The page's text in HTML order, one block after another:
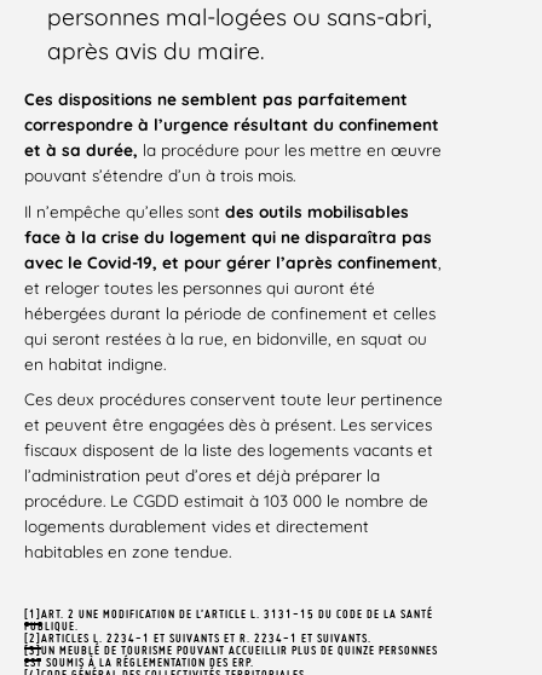
personnes mal-logées ou sans-abri,
après avis du maire.
Ces dispositions ne semblent pas parfaitement
correspondre à l’urgence résultant du confinement
et à sa durée, la procédure pour les mettre en œuvre
pouvant s’étendre d’un à trois mois.
Il n’empêche qu’elles sont des outils mobilisables
face à la crise du logement qui ne disparaîtra pas
avec le Covid-19, et pour gérer l’après confinement
et reloger toutes les personnes qui auront été
hébergées durant la période de confinement et celles
qui seront restées à la rue, en bidonville, en squat ou
en habitat indigne.
Ces deux procédures conservent toute leur pertinence
et peuvent être engagées dès à présent. Les services
fiscaux disposent de la liste des logements vacants et
l’administration peut d’ores et déjà préparer la
procédure. Le CGDD estimait à 103 000 le nombre de
logements durablement vides et directement
habitables en zone tendue.
[1]ART. 2 UNE MODIFICATION DE L’ARTICLE L. 3131-15 DU CODE DE LA SANTÉ
PUBLIQUE.
[2]ARTICLES L. 2234-1 ET SUIVANTS ET R. 2234-1 ET SUIVANTS.
[3]UN MEUBLÉ DE TOURISME POUVANT ACCUEILLIR PLUS DE QUINZE PERSONNES
EST SOUMIS À LA RÉGLEMENTATION DES ERP.